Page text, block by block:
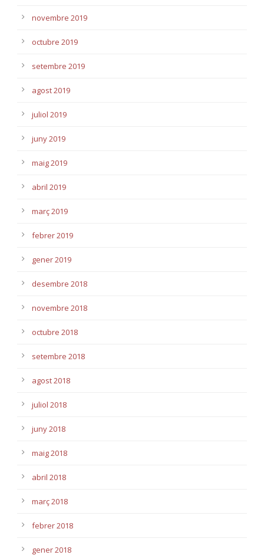
novembre 2019
octubre 2019
setembre 2019
agost 2019
juliol 2019
juny 2019
maig 2019
abril 2019
març 2019
febrer 2019
gener 2019
desembre 2018
novembre 2018
octubre 2018
setembre 2018
agost 2018
juliol 2018
juny 2018
maig 2018
abril 2018
març 2018
febrer 2018
gener 2018